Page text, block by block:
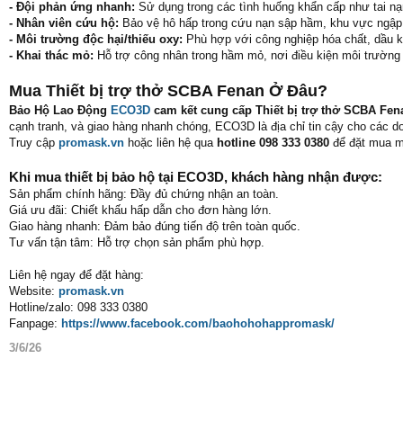
- Đội phản ứng nhanh: Sử dụng trong các tình huống khẩn cấp như tai
- Nhân viên cứu hộ: Bảo vệ hô hấp trong cứu nạn sập hầm, khu vực
- Môi trường độc hại/thiếu oxy: Phù hợp với công nghiệp hóa chất,
- Khai thác mỏ: Hỗ trợ công nhân trong hầm mỏ, nơi điều kiện môi
Mua Thiết bị trợ thở SCBA Fenan Ở Đâu?
Bảo Hộ Lao Động ECO3D cam kết cung cấp Thiết bị trợ thở SCBA
cạnh tranh, và giao hàng nhanh chóng, ECO3D là địa chỉ tin cậy cho các
Truy cập promask.vn hoặc liên hệ qua hotline 098 333 0380 để đặt mua
Khi mua thiết bị bảo hộ tại ECO3D, khách hàng nhận được:
Sản phẩm chính hãng: Đầy đủ chứng nhận an toàn.
Giá ưu đãi: Chiết khấu hấp dẫn cho đơn hàng lớn.
Giao hàng nhanh: Đảm bảo đúng tiến độ trên toàn quốc.
Tư vấn tận tâm: Hỗ trợ chọn sản phẩm phù hợp.
Liên hệ ngay để đặt hàng:
Website: promask.vn
Hotline/zalo: 098 333 0380
Fanpage: https://www.facebook.com/baohohohappromask/
3/6/26